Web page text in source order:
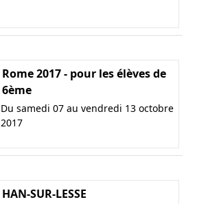
Rome 2017 - pour les élèves de
6ème
Du samedi 07 au vendredi 13 octobre
2017
HAN-SUR-LESSE